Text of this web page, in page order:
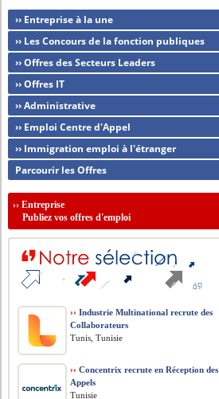
›› Entreprise à la une
›› Les Concours de la fonction publiques
›› Offres des Secteurs Leaders
›› Offres IT
›› Administrative
›› Emploi Centre d'Appel
›› Immigration emploi à l'étranger
Parcourir les Offres
››Entreprise
Publiez vos offres d'emploi
›› Industrie Multinational recrute des
Collaborateurs
Tunis, Tunisie
›› Concentrix recrute en Réception des
Appels
Tunisie